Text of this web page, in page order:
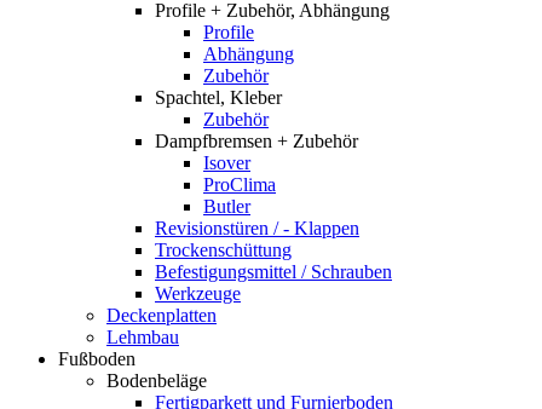
Profile + Zubehör, Abhängung
Profile
Abhängung
Zubehör
Spachtel, Kleber
Zubehör
Dampfbremsen + Zubehör
Isover
ProClima
Butler
Revisionstüren / - Klappen
Trockenschüttung
Befestigungsmittel / Schrauben
Werkzeuge
Deckenplatten
Lehmbau
Fußboden
Bodenbeläge
Fertigparkett und Furnierboden